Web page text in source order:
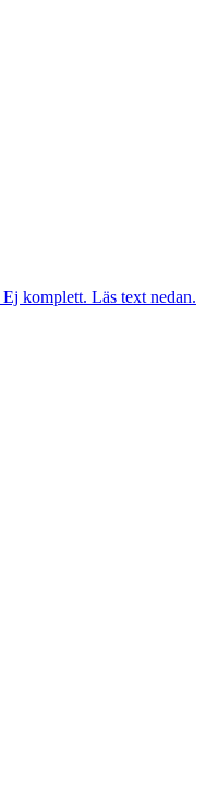
komplett. Läs text nedan.